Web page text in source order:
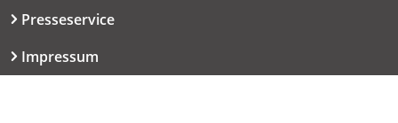
Presseservice
Impressum